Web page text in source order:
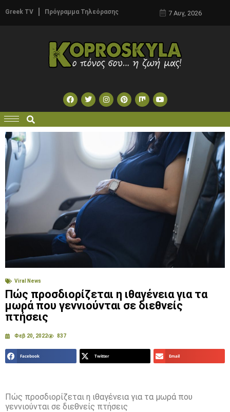
Greek TV Πρόγραμμα Τηλεόρασης 7 Αυγ, 2026
Viral News
Πώς προσδιορίζεται η ιθαγένεια για τα
μωρά που γεννιούνται σε διεθνείς
πτήσεις
Φεβ 20, 2022 837
Facebook Twitter Email
Πώς προσδιορίζεται η ιθαγένεια για τα μωρά που
γεννιούνται σε διεθνείς πτήσεις